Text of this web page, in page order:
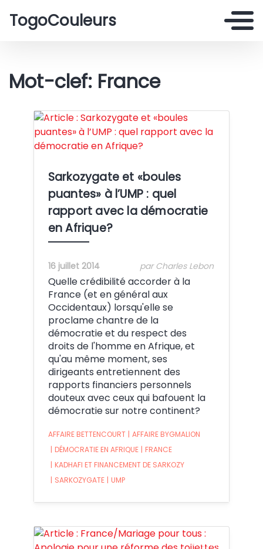
TogoCouleurs
Mot-clef: France
Sarkozygate et «boules
puantes» à l’UMP : quel
rapport avec la démocratie
en Afrique?
16 juillet 2014 par Charles Lebon
Quelle crédibilité accorder à la
France (et en général aux
Occidentaux) lorsqu'elle se
proclame chantre de la
démocratie et du respect des
droits de l'homme en Afrique, et
qu'au même moment, ses
dirigeants entretiennent des
rapports financiers personnels
douteux avec ceux qui bafouent la
démocratie sur notre continent?
AFFAIRE BETTENCOURT | AFFAIRE BYGMALION
| DÉMOCRATIE EN AFRIQUE | FRANCE
| KADHAFI ET FINANCEMENT DE SARKOZY
| SARKOZYGATE | UMP
Crédit: